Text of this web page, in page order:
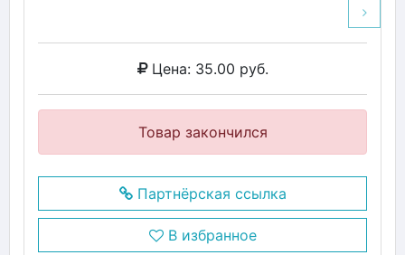
Цена: 35.00 руб.
Товар закончился
Партнёрская ссылка
В избранное